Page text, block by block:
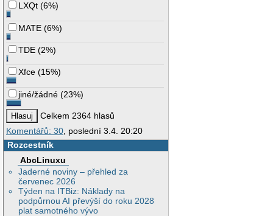
LXQt (6%)
MATE (6%)
TDE (2%)
Xfce (15%)
jiné/žádné (23%)
Celkem 2364 hlasů
Komentářů: 30, poslední 3.4. 20:20
Rozcestník
AbcLinuxu
Jaderné noviny – přehled za
červenec 2026
Týden na ITBiz: Náklady na
podpůrnou AI převýší do roku 2028
plat samotného vývo